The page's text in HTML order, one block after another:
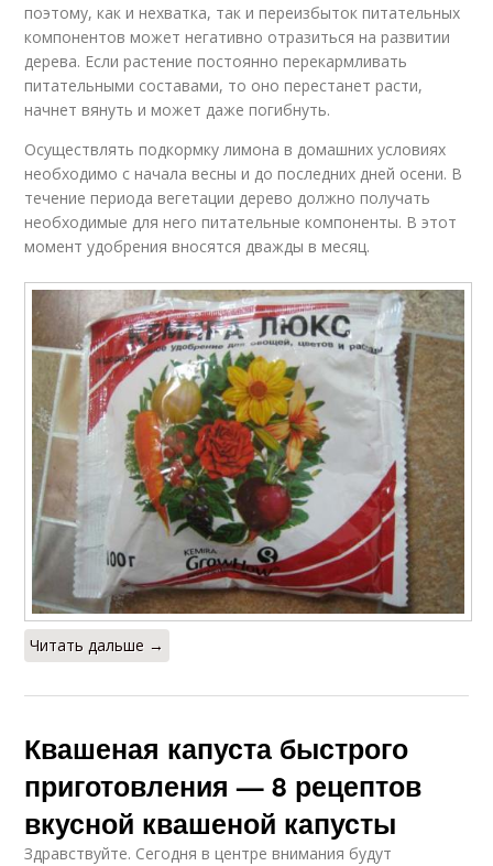
поэтому, как и нехватка, так и переизбыток питательных
компонентов может негативно отразиться на развитии
дерева. Если растение постоянно перекармливать
питательными составами, то оно перестанет расти,
начнет вянуть и может даже погибнуть.
Осуществлять подкормку лимона в домашних условиях
необходимо с начала весны и до последних дней осени. В
течение периода вегетации дерево должно получать
необходимые для него питательные компоненты. В этот
момент удобрения вносятся дважды в месяц.
Читать дальше →
Квашеная капуста быстрого
приготовления — 8 рецептов
вкусной квашеной капусты
Здравствуйте. Сегодня в центре внимания будут